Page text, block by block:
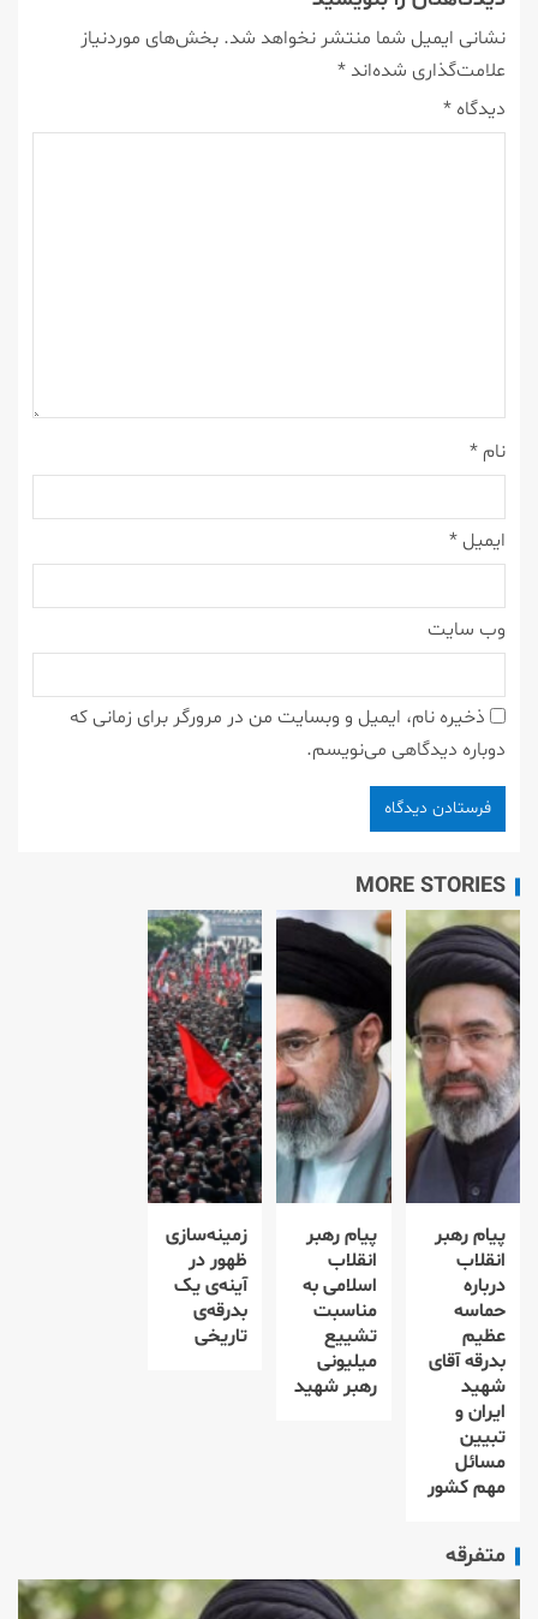
نشانی ایمیل شما منتشر نخواهد شد. بخش‌های موردنیاز
علامت‌گذاری شده‌اند *
دیدگاه *
نام *
ایمیل *
وب‌ سایت
ذخیره نام، ایمیل و وبسایت من در مرورگر برای زمانی که
دوباره دیدگاهی می‌نویسم.
MORE STORIES
پیام رهبر
انقلاب
درباره
حماسه
عظیم
بدرقه آقای
شهید
ایران و
تبیین
مسائل
مهم کشور
پیام رهبر
انقلاب
اسلامی به
مناسبت
تشییع
میلیونی
رهبر شهید
زمینه‌سازی
ظهور در
آینه‌ی یک
بدرقه‌ی
تاریخی
متفرقه